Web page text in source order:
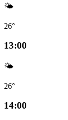
🌤️
26°
13:00
🌤️
26°
14:00